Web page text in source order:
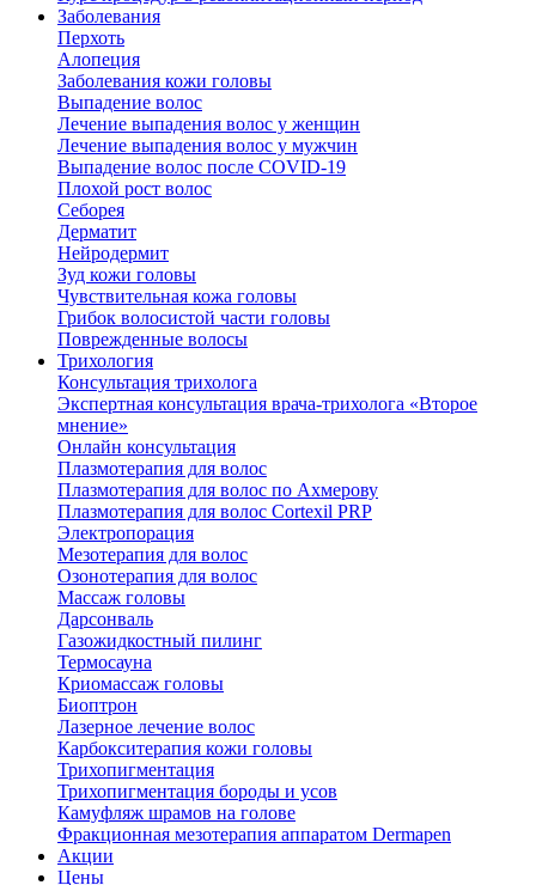
Заболевания
Перхоть
Алопеция
Заболевания кожи головы
Выпадение волос
Лечение выпадения волос у женщин
Лечение выпадения волос у мужчин
Выпадение волос после COVID-19
Плохой рост волос
Cеборея
Дерматит
Нейродермит
Зуд кожи головы
Чувствительная кожа головы
Грибок волосистой части головы
Поврежденные волосы
Трихология
Консультация трихолога
Экспертная консультация врача-трихолога «Второе
мнение»
Онлайн консультация
Плазмотерапия для волос
Плазмотерапия для волос по Ахмерову
Плазмотерапия для волос Cortexil PRP
Электропорация
Мезотерапия для волос
Озонотерапия для волос
Массаж головы
Дарсонваль
Газожидкостный пилинг
Термосауна
Криомассаж головы
Биоптрон
Лазерное лечение волос
Карбокситерапия кожи головы
Трихопигментация
Трихопигментация бороды и усов
Камуфляж шрамов на голове
Фракционная мезотерапия аппаратом Dermapen
Акции
Цены